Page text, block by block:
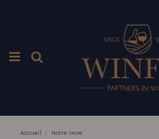
Accueil Notre cave